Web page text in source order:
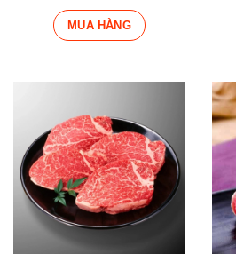
MUA HÀNG